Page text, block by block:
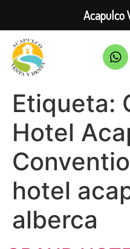
Etiqueta:
Hotel
hotel
alberca
Acapulco